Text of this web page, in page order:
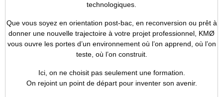
technologiques.
Que vous soyez en orientation post-bac, en reconversion ou prêt à
donner une nouvelle trajectoire à votre projet professionnel, KMØ
vous ouvre les portes d’un environnement où l’on apprend, où l’on
teste, où l’on construit.
Ici, on ne choisit pas seulement une formation.
On rejoint un point de départ pour inventer son avenir.